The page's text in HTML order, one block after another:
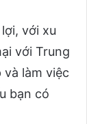
với xu
với Trung
làm việc
bạn có